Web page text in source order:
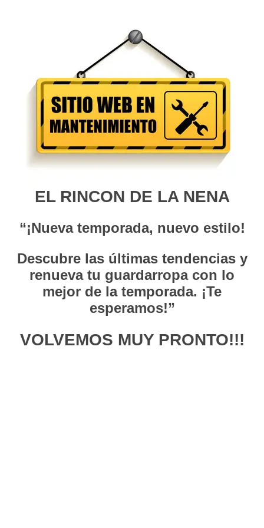
EL RINCON DE LA NENA
“¡Nueva temporada, nuevo estilo!
Descubre las últimas tendencias y
renueva tu guardarropa con lo
mejor de la temporada. ¡Te
esperamos!”
VOLVEMOS MUY PRONTO!!!